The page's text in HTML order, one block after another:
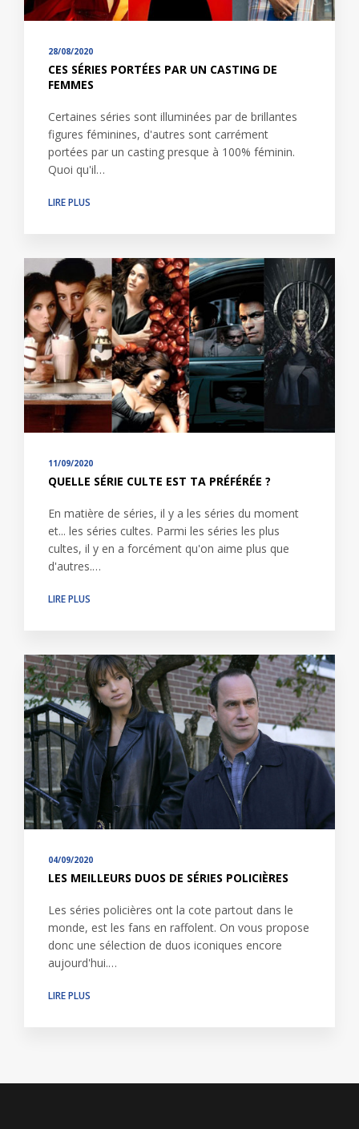
28/08/2020
CES SÉRIES PORTÉES PAR UN CASTING DE
FEMMES
Certaines séries sont illuminées par de brillantes
figures féminines, d'autres sont carrément
portées par un casting presque à 100% féminin.
Quoi qu'il…
LIRE PLUS
11/09/2020
QUELLE SÉRIE CULTE EST TA PRÉFÉRÉE ?
En matière de séries, il y a les séries du moment
et... les séries cultes. Parmi les séries les plus
cultes, il y en a forcément qu'on aime plus que
d'autres.…
LIRE PLUS
04/09/2020
LES MEILLEURS DUOS DE SÉRIES POLICIÈRES
Les séries policières ont la cote partout dans le
monde, est les fans en raffolent. On vous propose
donc une sélection de duos iconiques encore
aujourd'hui.…
LIRE PLUS